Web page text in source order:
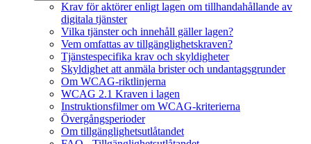
Krav för aktörer enligt lagen om tillhandahållande av
digitala tjänster
Vilka tjänster och innehåll gäller lagen?
Vem omfattas av tillgänglighetskraven?
Tjänstespecifika krav och skyldigheter
Skyldighet att anmäla brister och undantagsgrunder
Om WCAG-riktlinjerna
WCAG 2.1 Kraven i lagen
Instruktionsfilmer om WCAG-kriterierna
Övergångsperioder
Om tillgänglighetsutlåtandet